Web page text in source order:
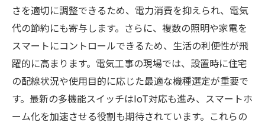
さを適切に調整できるため、電力消費を抑えられ、電気
代の節約にも寄与します。さらに、複数の照明や家電を
スマートにコントロールできるため、生活の利便性が飛
躍的に高まります。電気工事の現場では、設置時に住宅
の配線状況や使用目的に応じた最適な機種選定が重要で
す。最新の多機能スイッチはIoT対応も進み、スマートホ
ーム化を加速させる役割も期待されています。これらの